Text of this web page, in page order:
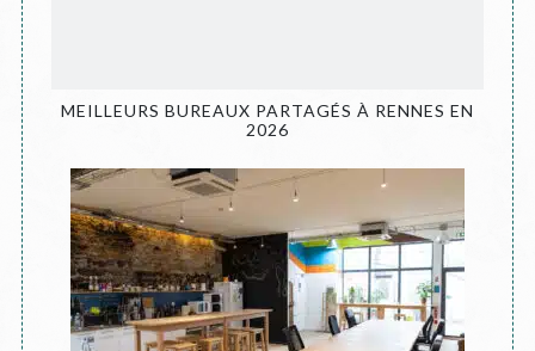
MEILLEURS BUREAUX PARTAGÉS À RENNES EN
2026